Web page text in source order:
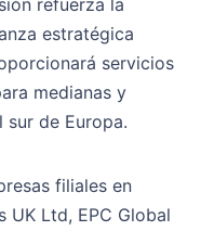
estratégica
servicios
medianas y
sur de Europa.
filiales en
UK Ltd, EPC Global